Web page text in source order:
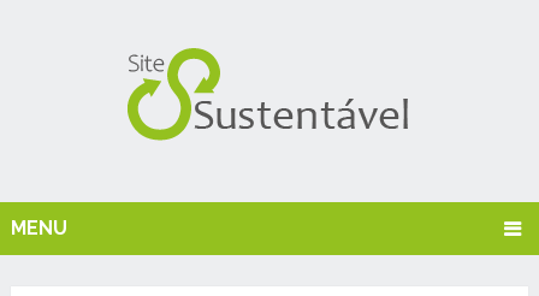
MENU